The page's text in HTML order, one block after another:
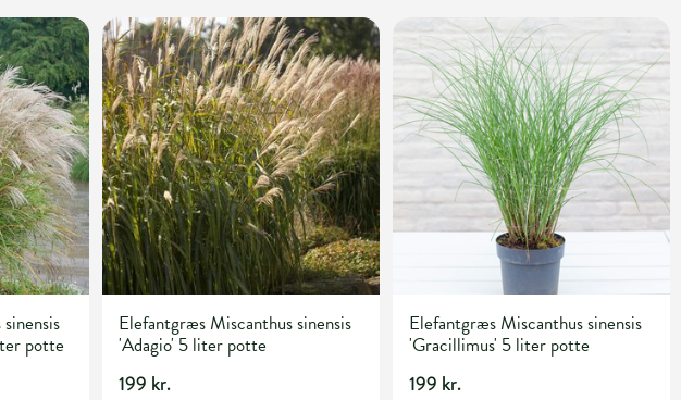
potte
Elefantgræs Miscanthus sinensis
'Adagio' 5 liter potte
199 kr.
Elefantgræs Miscanthus sinensis
'Gracillimus' 5 liter potte
199 kr.